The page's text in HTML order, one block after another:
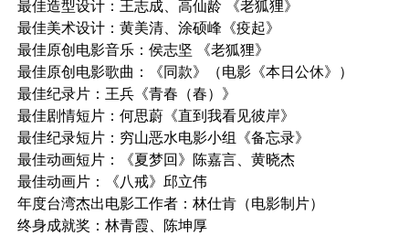
最佳造型设计：王志成、高仙龄 《老狐狸》
最佳美术设计：黄美清、涂硕峰《疫起》
最佳原创电影音乐：侯志坚 《老狐狸》
最佳原创电影歌曲：《同款》（电影《本日公休》）
最佳纪录片：王兵《青春（春）》
最佳剧情短片：何思蔚《直到我看见彼岸》
最佳纪录短片：穷山恶水电影小组《备忘录》
最佳动画短片：《夏梦回》陈嘉言、黄晓杰
最佳动画片：《八戒》邱立伟
年度台湾杰出电影工作者：林仕肯（电影制片）
终身成就奖：林青霞、陈坤厚